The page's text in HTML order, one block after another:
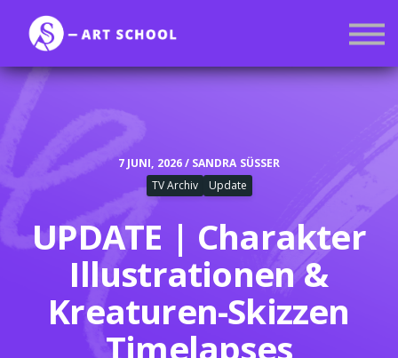
Mitgliedschaft
Anmelden
7 JUNI, 2026 / SANDRA SÜSSER
TV Archiv
Update
UPDATE | Charakter
Illustrationen &
Kreaturen-Skizzen
Timelapses